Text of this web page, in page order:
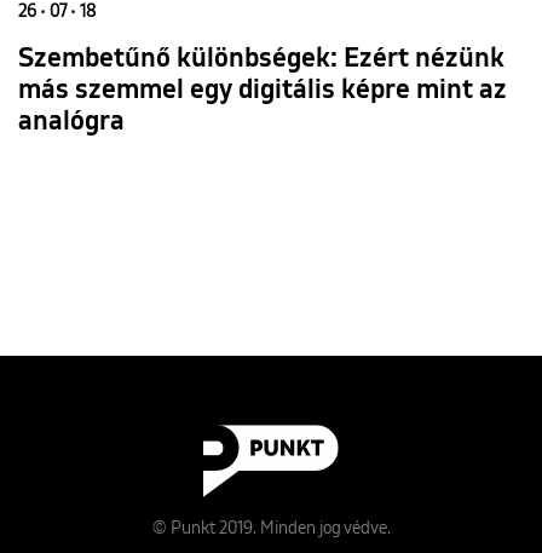
26 • 07 • 18
Szembetűnő különbségek: Ezért nézünk
más szemmel egy digitális képre mint az
analógra
© Punkt 2019. Minden jog védve.